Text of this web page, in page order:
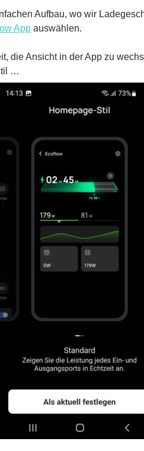
Aufbau, wo wir
App auswählen.
die Ansicht in der App zu
…